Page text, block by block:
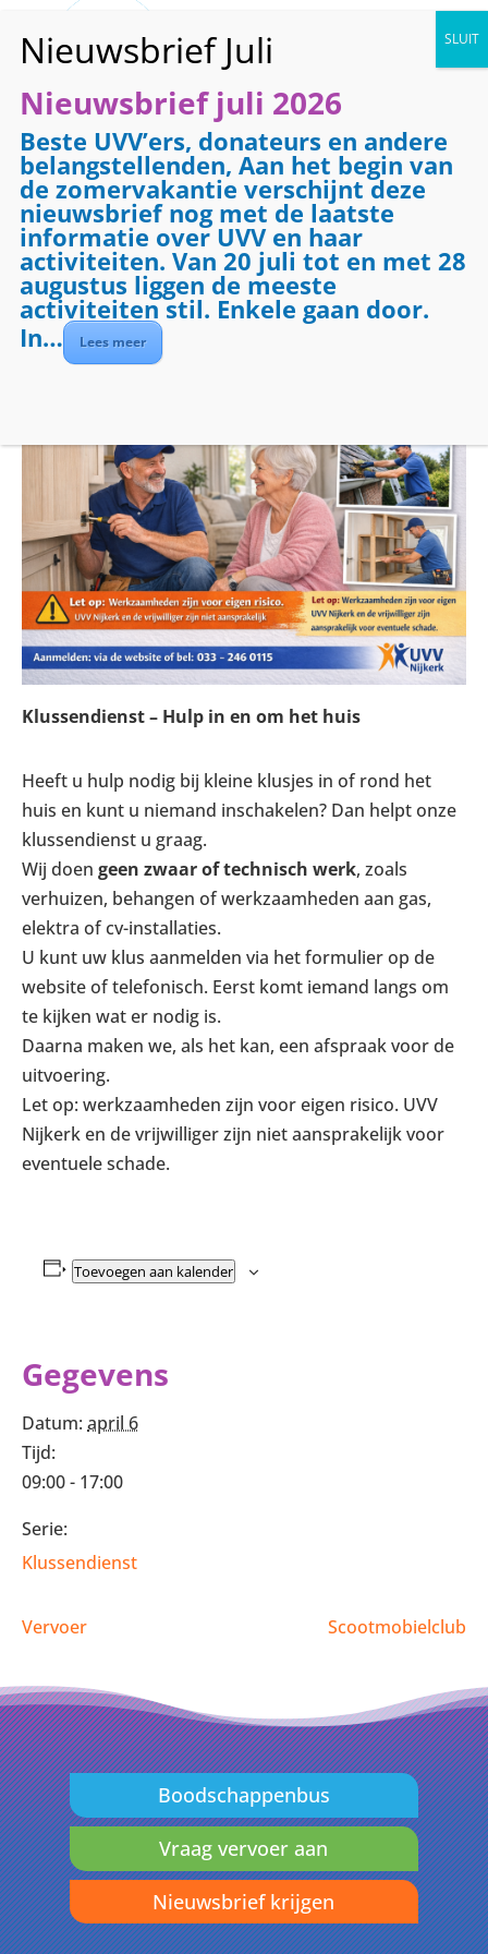
« Alle Evenementen
Dit evenement is voorbij.
Evenementenreeks:Klussendienst
Klussendienst
april 6 @ 09:00- 17:00
Klussendienst – Hulp in en om het huis
Heeft u hulp nodig bij kleine klusjes in of rond het
huis en kunt u niemand inschakelen? Dan helpt onze
klussendienst u graag.
Wij doen geen zwaar of technisch werk, zoals
verhuizen, behangen of werkzaamheden aan gas,
elektra of cv-installaties.
U kunt uw klus aanmelden via het formulier op de
website of telefonisch. Eerst komt iemand langs om
te kijken wat er nodig is.
Daarna maken we, als het kan, een afspraak voor de
uitvoering.
Let op: werkzaamheden zijn voor eigen risico. UVV
Nijkerk en de vrijwilliger zijn niet aansprakelijk voor
eventuele schade.
Toevoegen aan kalender
Gegevens
Datum: april 6
Tijd:
09:00 - 17:00
Serie:
Klussendienst
Vervoer Scootmobielclub
Boodschappenbus
Vraag vervoer aan
Nieuwsbrief krijgen
Nieuwsbrief juli 2026
Beste UVV’ers, donateurs en andere
belangstellenden, Aan het begin van
de zomervakantie verschijnt deze
nieuwsbrief nog met de laatste
informatie over UVV en haar
activiteiten. Van 20 juli tot en met 28
augustus liggen de meeste
activiteiten stil. Enkele gaan door.
In…
Lees meer